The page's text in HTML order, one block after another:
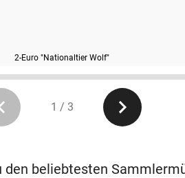
2-Euro "Nationaltier Wolf"
1 / 3
den beliebtesten